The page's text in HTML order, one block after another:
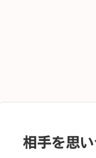
相手を思